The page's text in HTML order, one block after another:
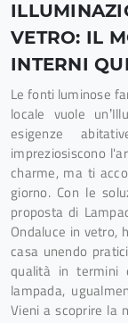
VETRO: IL
INTERNI
Le fonti luminose
locale vuole
esigenze
impreziosiscono
charme, ma ti
giorno. Con le
proposta di
Ondaluce in vetro,
casa unendo
qualità in termini
lampada,
Vieni a scoprire la